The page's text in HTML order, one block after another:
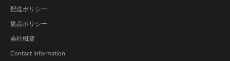
配送ポリシー
返品ポリシー
会社概要
Contact Information